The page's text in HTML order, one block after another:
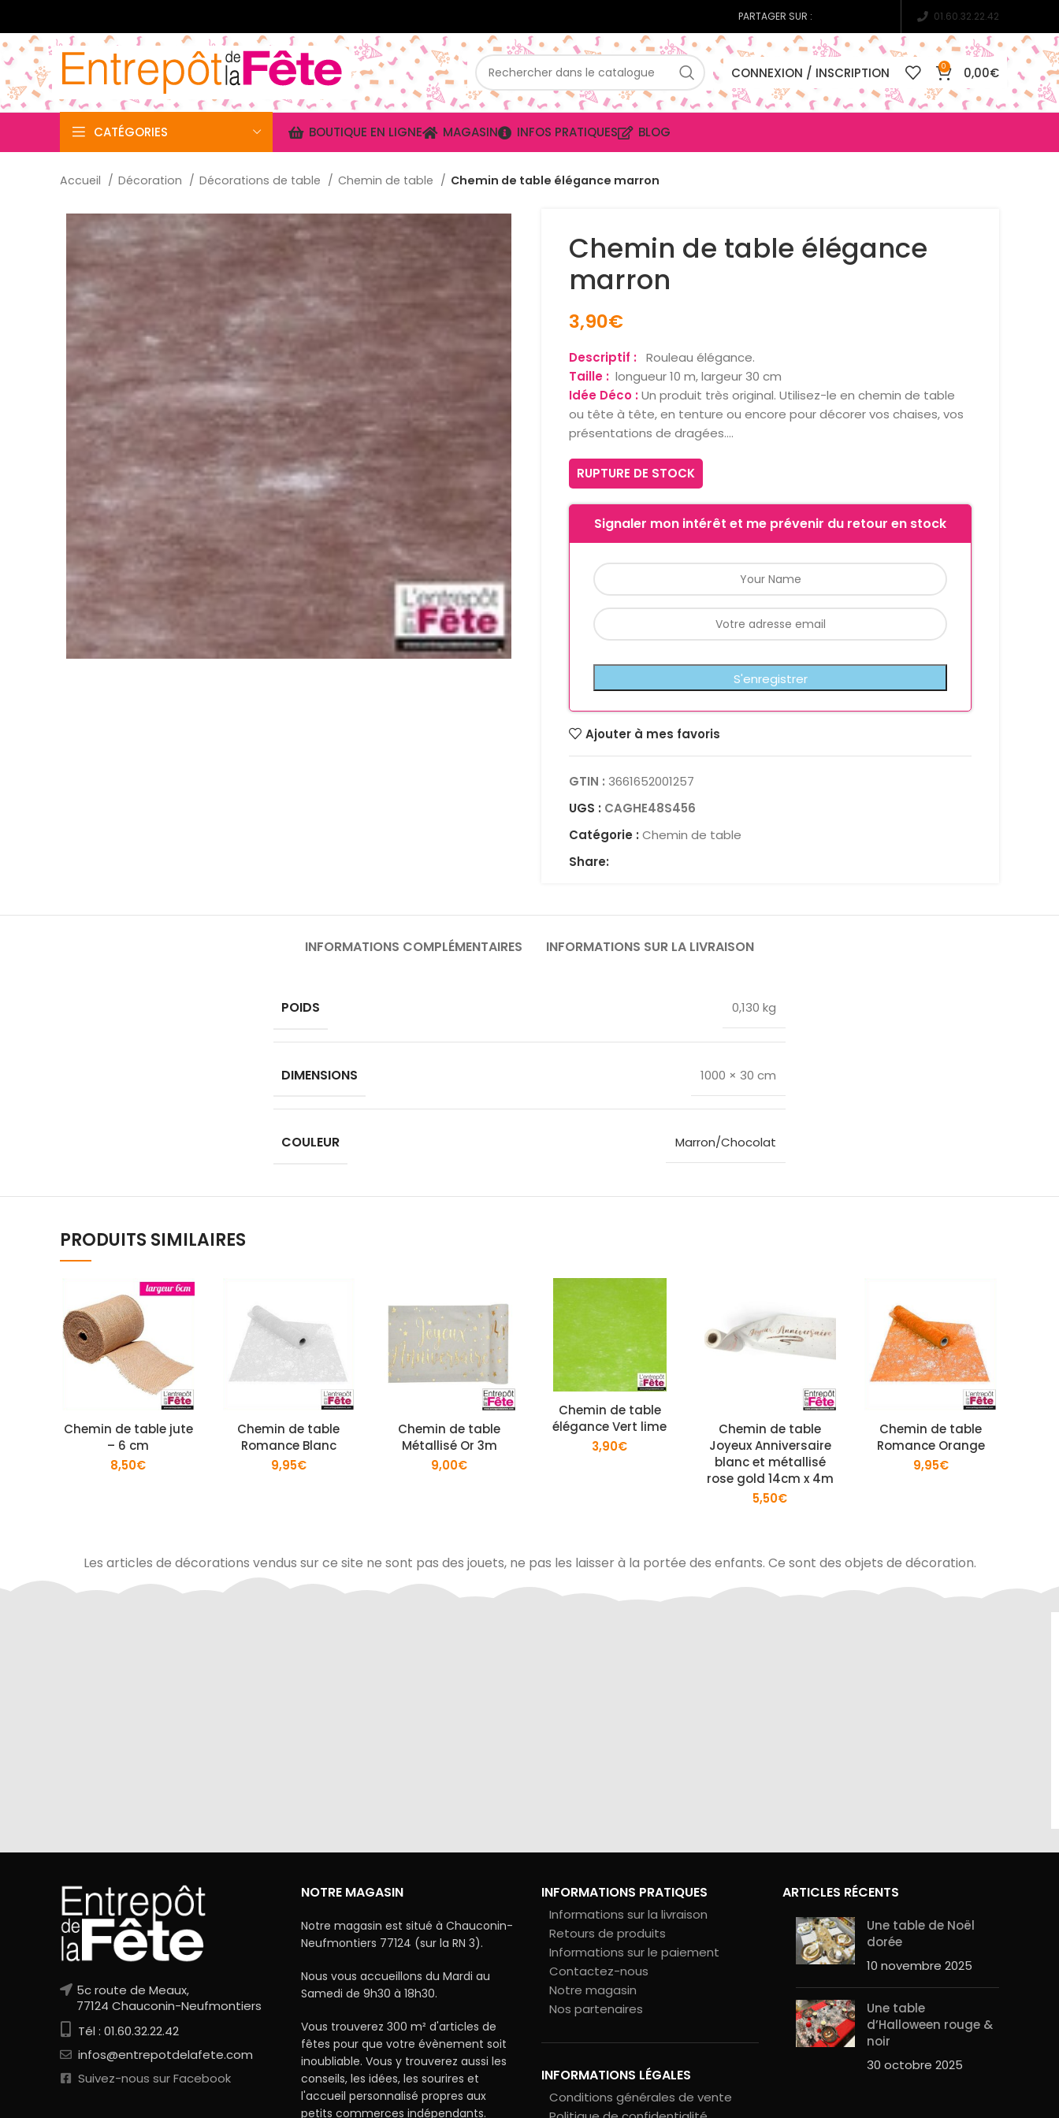
PARTAGER SUR : 01.60.32.22.42
CONNEXION / INSCRIPTION 0 0,00€
CATÉGORIES BOUTIQUE EN LIGNE MAGASIN INFOS PRATIQUES BLOG
Accueil Décoration Décorations de table Chemin de table Chemin de table élégance marron
Chemin de table élégance
marron
3,90€
Descriptif : Rouleau élégance.
Taille : longueur 10 m, largeur 30 cm
Idée Déco :Un produit très original. Utilisez-le en chemin de table
ou tête à tête, en tenture ou encore pour décorer vos chaises, vos
présentations de dragées….
RUPTURE DE STOCK
Signaler mon intérêt et me prévenir du retour en stock
Ajouter à mes favoris
GTIN : 3661652001257
UGS : CAGHE48S456
Catégorie : Chemin de table
Share:
INFORMATIONS COMPLÉMENTAIRES INFORMATIONS SUR LA LIVRAISON
POIDS 0,130 kg
DIMENSIONS 1000 × 30 cm
COULEUR Marron/Chocolat
PRODUITS SIMILAIRES
Chemin de table jute
– 6 cm
8,50€
Chemin de table
Romance Blanc
9,95€
Chemin de table
Métallisé Or 3m
9,00€
Chemin de table
élégance Vert lime
3,90€
Chemin de table
Joyeux Anniversaire
blanc et métallisé
rose gold 14cm x 4m
5,50€
Chemin de table
Romance Orange
9,95€
Les articles de décorations vendus sur ce site ne sont pas des jouets, ne pas les laisser à la portée des enfants. Ce sont des objets de décoration.
5c route de Meaux,
77124 Chauconin-Neufmontiers
Tél : 01.60.32.22.42
infos@entrepotdelafete.com
Suivez-nous sur Facebook
NOTRE MAGASIN
Notre magasin est situé à Chauconin-
Neufmontiers 77124 (sur la RN 3).
Nous vous accueillons du Mardi au
Samedi de 9h30 à 18h30.
Vous trouverez 300 m² d'articles de
fêtes pour que votre évènement soit
inoubliable. Vous y trouverez aussi les
conseils, les idées, les sourires et
l'accueil personnalisé propres aux
petits commerces indépendants.
INFORMATIONS PRATIQUES
Informations sur la livraison
Retours de produits
Informations sur le paiement
Contactez-nous
Notre magasin
Nos partenaires
INFORMATIONS LÉGALES
Conditions générales de vente
ARTICLES RÉCENTS
Une table de Noël
dorée
10 novembre 2025
Une table
d’Halloween rouge &
noir
30 octobre 2025